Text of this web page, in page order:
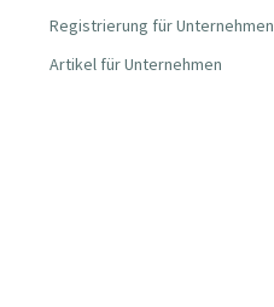
Registrierung für Unternehmen
Artikel für Unternehmen